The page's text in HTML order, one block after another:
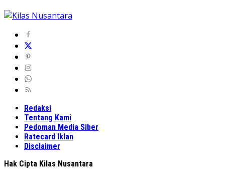
Redaksi
Tentang Kami
Pedoman Media Siber
Ratecard Iklan
Disclaimer
Hak Cipta Kilas Nusantara